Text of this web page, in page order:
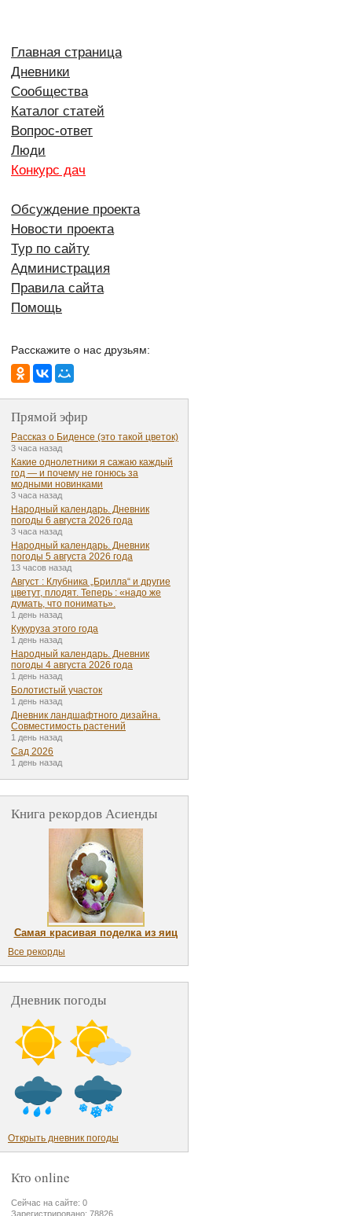
Главная страница
Дневники
Сообщества
Каталог статей
Вопрос-ответ
Люди
Конкурс дач
Обсуждение проекта
Новости проекта
Тур по сайту
Администрация
Правила сайта
Помощь
Расскажите о нас друзьям:
Прямой эфир
Рассказ о Биденсе (это такой цветок)
3 часа назад
Какие однолетники я сажаю каждый
год — и почему не гонюсь за
модными новинками
3 часа назад
Народный календарь. Дневник
погоды 6 августа 2026 года
3 часа назад
Народный календарь. Дневник
погоды 5 августа 2026 года
13 часов назад
Август : Клубника „Брилла“ и другие
цветут, плодят. Теперь : «надо же
думать, что понимать».
1 день назад
Кукуруза этого года
1 день назад
Народный календарь. Дневник
погоды 4 августа 2026 года
1 день назад
Болотистый участок
1 день назад
Дневник ландшафтного дизайна.
Совместимость растений
1 день назад
Сад 2026
1 день назад
Книга рекордов Асиенды
Самая красивая поделка из яиц
Все рекорды
Дневник погоды
Открыть дневник погоды
Кто online
Сейчас на сайте: 0
Зарегистрировано: 78826